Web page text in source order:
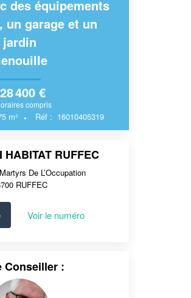
des équipements
un garage et un
jardin
400 €
compris
m² Réf : 16010405319
HABITAT RUFFEC
De L’Occupation
RUFFEC
Voir le numéro
Conseiller :